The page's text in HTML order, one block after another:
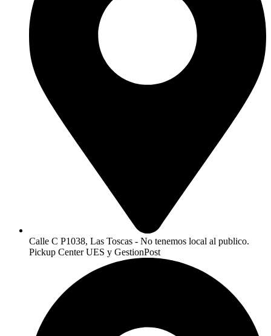
Calle C P1038, Las Toscas - No tenemos local al publico.
Pickup Center UES y GestionPost